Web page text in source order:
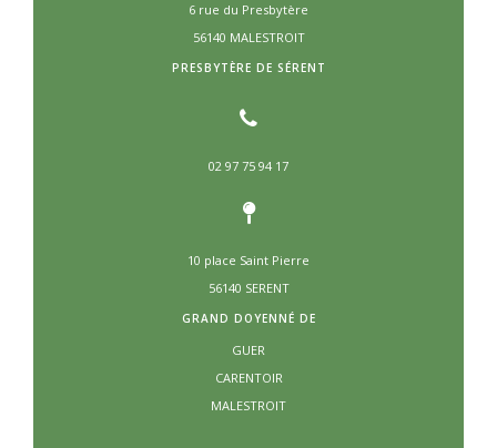
6 rue du Presbytère
56140 MALESTROIT
PRESBYTÈRE DE SÉRENT
02 97 75 94 17
10 place Saint Pierre
56140 SERENT
GRAND DOYENNÉ DE
GUER
CARENTOIR
MALESTROIT